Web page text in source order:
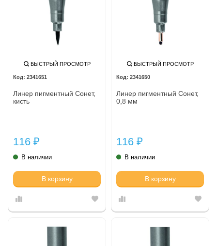
БЫСТРЫЙ ПРОСМОТР
2341651
Линер пигментный Сонет,
кисть
116 ₽
В наличии
В корзину
БЫСТРЫЙ ПРОСМОТР
2341650
Линер пигментный Сонет,
0,8 мм
116 ₽
В наличии
В корзину